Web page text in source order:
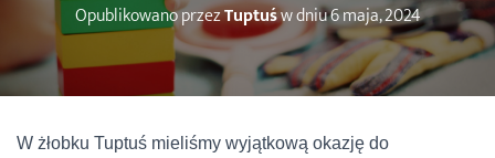
Opublikowano przezTuptuśw dniu6 maja, 2024
W żłobku Tuptuś mieliśmy wyjątkową okazję do